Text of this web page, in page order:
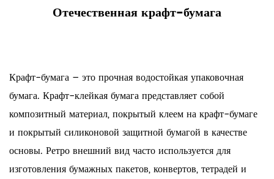
Отечественная крафт-бумага
Крафт-бумага – это прочная водостойкая упаковочная
бумага. Крафт-клейкая бумага представляет собой
композитный материал, покрытый клеем на крафт-бумаге
и покрытый силиконовой защитной бумагой в качестве
основы. Ретро внешний вид часто используется для
изготовления бумажных пакетов, конвертов, тетрадей и